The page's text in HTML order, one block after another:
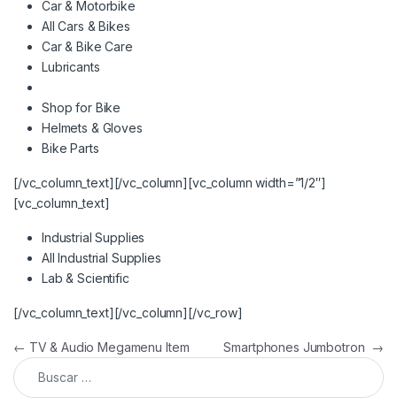
Car & Motorbike
All Cars & Bikes
Car & Bike Care
Lubricants
Shop for Bike
Helmets & Gloves
Bike Parts
[/vc_column_text][/vc_column][vc_column width=”1/2″]
[vc_column_text]
Industrial Supplies
All Industrial Supplies
Lab & Scientific
[/vc_column_text][/vc_column][/vc_row]
← TV & Audio Megamenu Item Smartphones Jumbotron →